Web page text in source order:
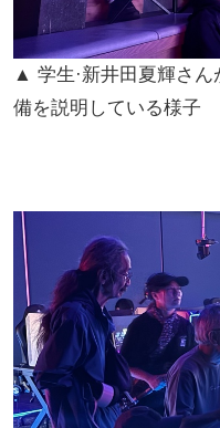
▲ 学生·新井田夏輝さん
備を説明している様子